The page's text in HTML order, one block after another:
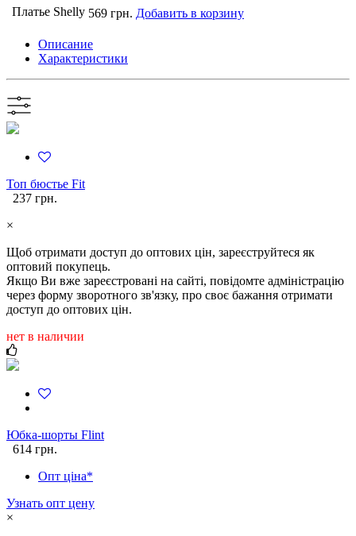
Платье Shelly 569 грн. Добавить в корзину
Описание
Характеристики
Топ бюстье Fit
237 грн.
×
Щоб отримати доступ до оптових цін, зареєструйтеся як
оптовий покупець.
Якщо Ви вже зареєстровані на сайті, повідомте адміністрацію
через форму зворотного зв'язку, про своє бажання отримати
доступ до оптових цін.
нет в наличии
Юбка-шорты Flint
614 грн.
Опт ціна*
Узнать опт цену
×